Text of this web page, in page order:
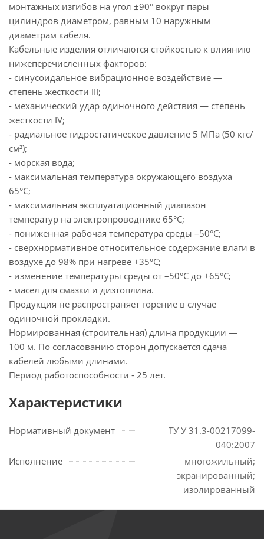
монтажных изгибов на угол ±90° вокруг пары
цилиндров диаметром, равным 10 наружным
диаметрам кабеля.
Кабельные изделия отличаются стойкостью к влиянию
нижеперечисленных факторов:
- синусоидальное вибрационное воздействие —
степень жесткости ІІІ;
- механический удар одиночного действия — степень
жесткости ІV;
- радиальное гидростатическое давление 5 МПа (50 кгс/
см²);
- морская вода;
- максимальная температура окружающего воздуха
65°С;
- максимальная эксплуатационный диапазон
температур на электропроводнике 65°С;
- пониженная рабочая температура среды –50°С;
- сверхнормативное относительное содержание влаги в
воздухе до 98% при нагреве +35°С;
- изменение температуры среды от –50°С до +65°С;
- масел для смазки и дизтоплива.
Продукция не распространяет горение в случае
одиночной прокладки.
Нормированная (строительная) длина продукции —
100 м. По согласованию сторон допускается сдача
кабелей любыми длинами.
Период работоспособности - 25 лет.
Характеристики
Нормативный документ
ТУ У 31.3-00217099-
040:2007
Исполнение
многожильный;
экранированный;
изолированный